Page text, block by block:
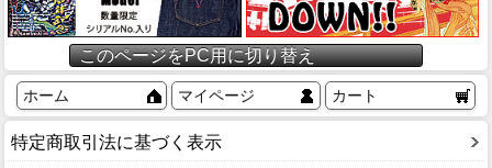
このページをPC用に切り替え
ホーム マイページ カート
特定商取引法に基づく表示